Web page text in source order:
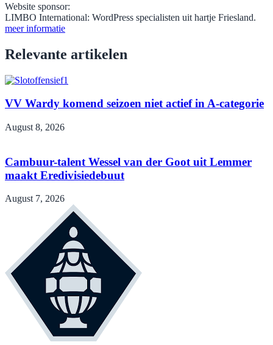
Website sponsor:
LIMBO International: WordPress specialisten uit hartje Friesland.
meer informatie
Relevante artikelen
VV Wardy komend seizoen niet actief in A-categorie
August 8, 2026
Cambuur-talent Wessel van der Goot uit Lemmer
maakt Eredivisiedebuut
August 7, 2026